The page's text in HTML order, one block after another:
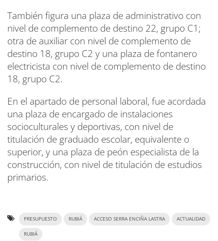
También figura una plaza de administrativo con
nivel de complemento de destino 22, grupo C1;
otra de auxiliar con nivel de complemento de
destino 18, grupo C2 y una plaza de fontanero
electricista con nivel de complemento de destino
18, grupo C2.
En el apartado de personal laboral, fue acordada
una plaza de encargado de instalaciones
socioculturales y deportivas, con nivel de
titulación de graduado escolar, equivalente o
superior, y una plaza de peón especialista de la
construcción, con nivel de titulación de estudios
primarios.
PRESUPUESTO RUBIÁ ACCESO SERRA ENCIÑA LASTRA ACTUALIDAD
RUBIÁ